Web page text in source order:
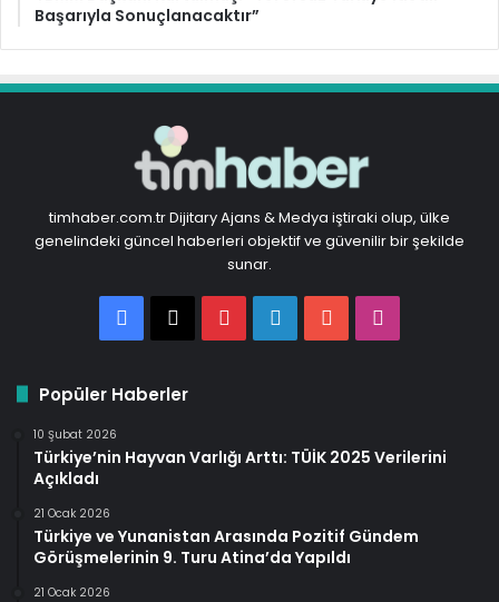
Başarıyla Sonuçlanacaktır”
timhaber.com.tr Dijitary Ajans & Medya iştiraki olup, ülke
genelindeki güncel haberleri objektif ve güvenilir bir şekilde
sunar.
Facebook
X PinterestLinkedInYouTube
Popüler Haberler
10 Şubat 2026
Türkiye’nin Hayvan Varlığı Arttı: TÜİK 2025 Verilerini
Açıkladı
21 Ocak 2026
Türkiye ve Yunanistan Arasında Pozitif Gündem
Görüşmelerinin 9. Turu Atina’da Yapıldı
21 Ocak 2026